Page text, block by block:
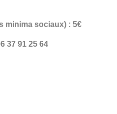
minima sociaux) : 5€
37 91 25 64